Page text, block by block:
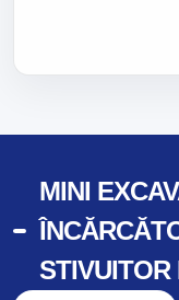
MINI
STIVUITOR